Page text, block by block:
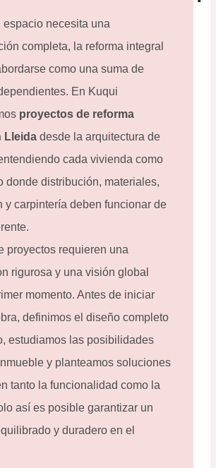
espacio necesita una
completa, la reforma integral
como una suma de
En Kuqui
proyectos de reforma
Lleida desde la arquitectura de
cada vivienda como
donde distribución, materiales,
y carpintería deben funcionar de
proyectos requieren una
rigurosa y una visión global
momento. Antes de iniciar
definimos el diseño completo
estudiamos las posibilidades
y planteamos soluciones
tanto la funcionalidad como la
así es posible garantizar un
y duradero en el